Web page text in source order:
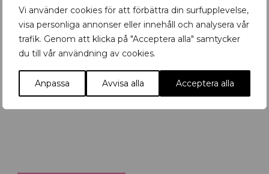
Vi använder cookies för att förbättra din surfupplevelse,
visa personliga annonser eller innehåll och analysera vår
trafik. Genom att klicka på "Acceptera alla" samtycker
du till vår användning av cookies.
Anpassa Avvisa alla Acceptera alla